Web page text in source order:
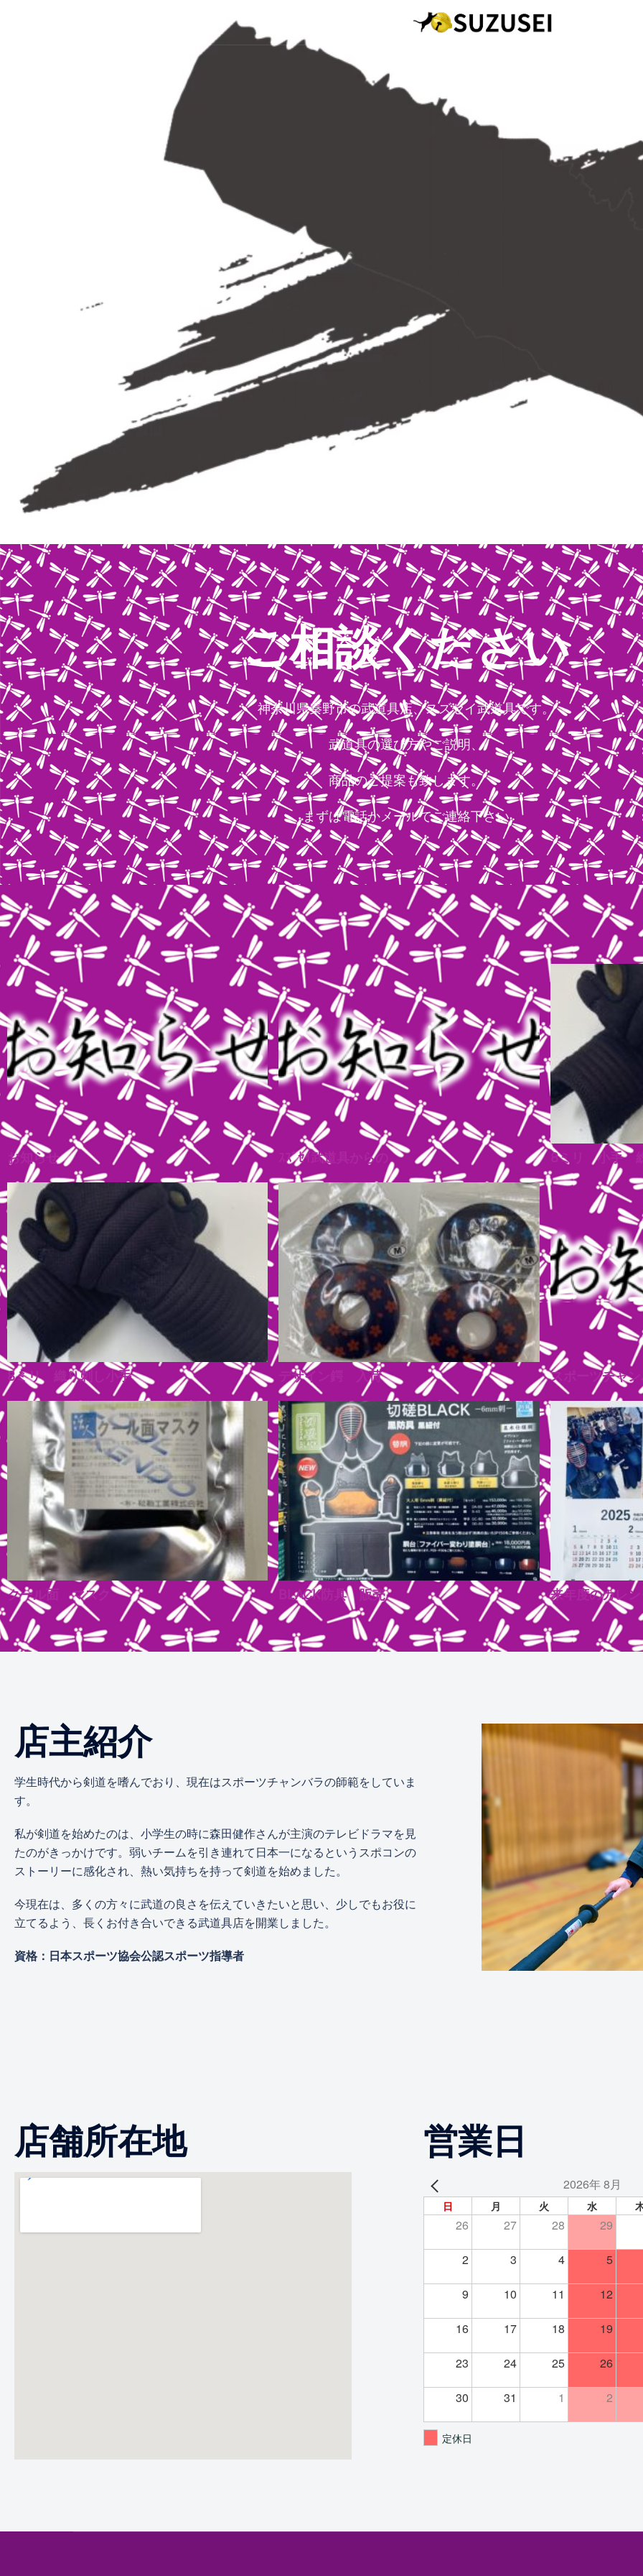
ご相談ください
神奈川県秦野市の武道具店、スズセイ武道具です。
武道具の選び方やご説明、
商品のご提案も致します。
まずは電話かメールでご連絡下さい
お知らせ ｽｽﾞｾｲ武道具からの 8ミリ 小手
8ミリ 織り刺し小手 デザイン鍔 入荷 スポーツチャ
クール面 マスク BLACK防具 販売 来年度のカレ
店主紹介
学生時代から剣道を嗜んでおり、現在はスポーツチャンバラの師範をしていま
す。
私が剣道を始めたのは、小学生の時に森田健作さんが主演のテレビドラマを見
たのがきっかけです。弱いチームを引き連れて日本一になるというスポコンの
ストーリーに感化され、熱い気持ちを持って剣道を始めました。
今現在は、多くの方々に武道の良さを伝えていきたいと思い、少しでもお役に
立てるよう、長くお付き合いできる武道具店を開業しました。
資格：日本スポーツ協会公認スポーツ指導者
店舗所在地 営業日
2026年 8月
日 月 火 水
26 27 28 29
2 3 4 5
9 10 11 12
16 17 18 19
23 24 25 26
30 31 1 2
定休日